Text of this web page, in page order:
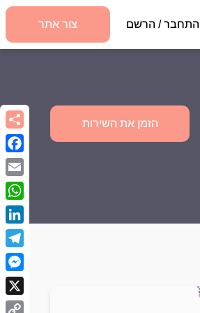
התחבר / הרשם צור אתר
הזמן את השירות
X